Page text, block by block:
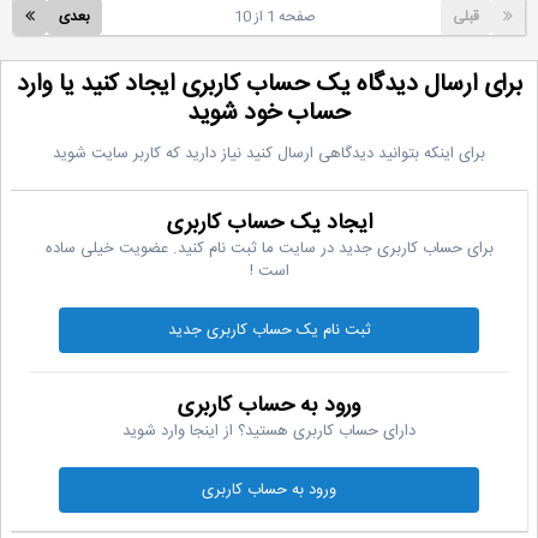
قبلی بعدی صفحه 1 از 10
ارسال دیدگاه یک حساب کاربری ایجاد کنید یا وارد
حساب خود شوید
برای اینکه بتوانید دیدگاهی ارسال کنید نیاز دارید که کاربر سایت شوید
ایجاد یک حساب کاربری
برای حساب کاربری جدید در سایت ما ثبت نام کنید. عضویت خیلی ساده
است !
ثبت نام یک حساب کاربری جدید
ورود به حساب کاربری
دارای حساب کاربری هستید؟ از اینجا وارد شوید
ورود به حساب کاربری